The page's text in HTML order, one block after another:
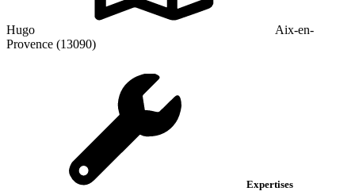
Hugo
Aix-en-
Provence (13090)
Expertises